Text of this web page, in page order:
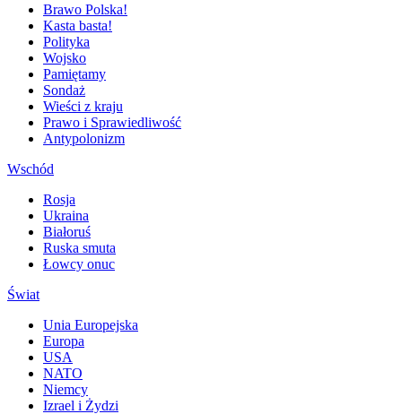
Brawo Polska!
Kasta basta!
Polityka
Wojsko
Pamiętamy
Sondaż
Wieści z kraju
Prawo i Sprawiedliwość
Antypolonizm
Wschód
Rosja
Ukraina
Białoruś
Ruska smuta
Łowcy onuc
Świat
Unia Europejska
Europa
USA
NATO
Niemcy
Izrael i Żydzi